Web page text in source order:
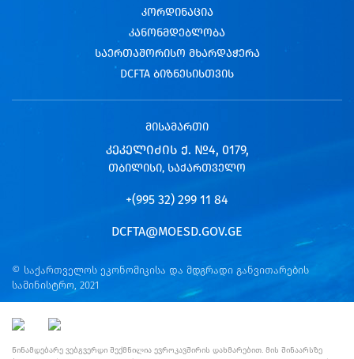
კორდინაცია
კანონმდებლობა
საერთაშორისო მხარდაჭერა
DCFTA ბიზნესისთვის
მისამართი
ᲙᲔᲙᲔᲚᲘᲫᲘᲡ Ქ. №4, 0179,
ᲗᲑᲘᲚᲘᲡᲘ, ᲡᲐᲥᲐᲠᲗᲕᲔᲚᲝ
+(995 32) 299 11 84
DCFTA@MOESD.GOV.GE
© საქართველოს ეკონომიკისა და მდგრადი განვითარების
სამინისტრო, 2021
წინამდებარე ვებგვერდი შექმნილია ევროკავშირის დახმარებით. მის შინაარსზე